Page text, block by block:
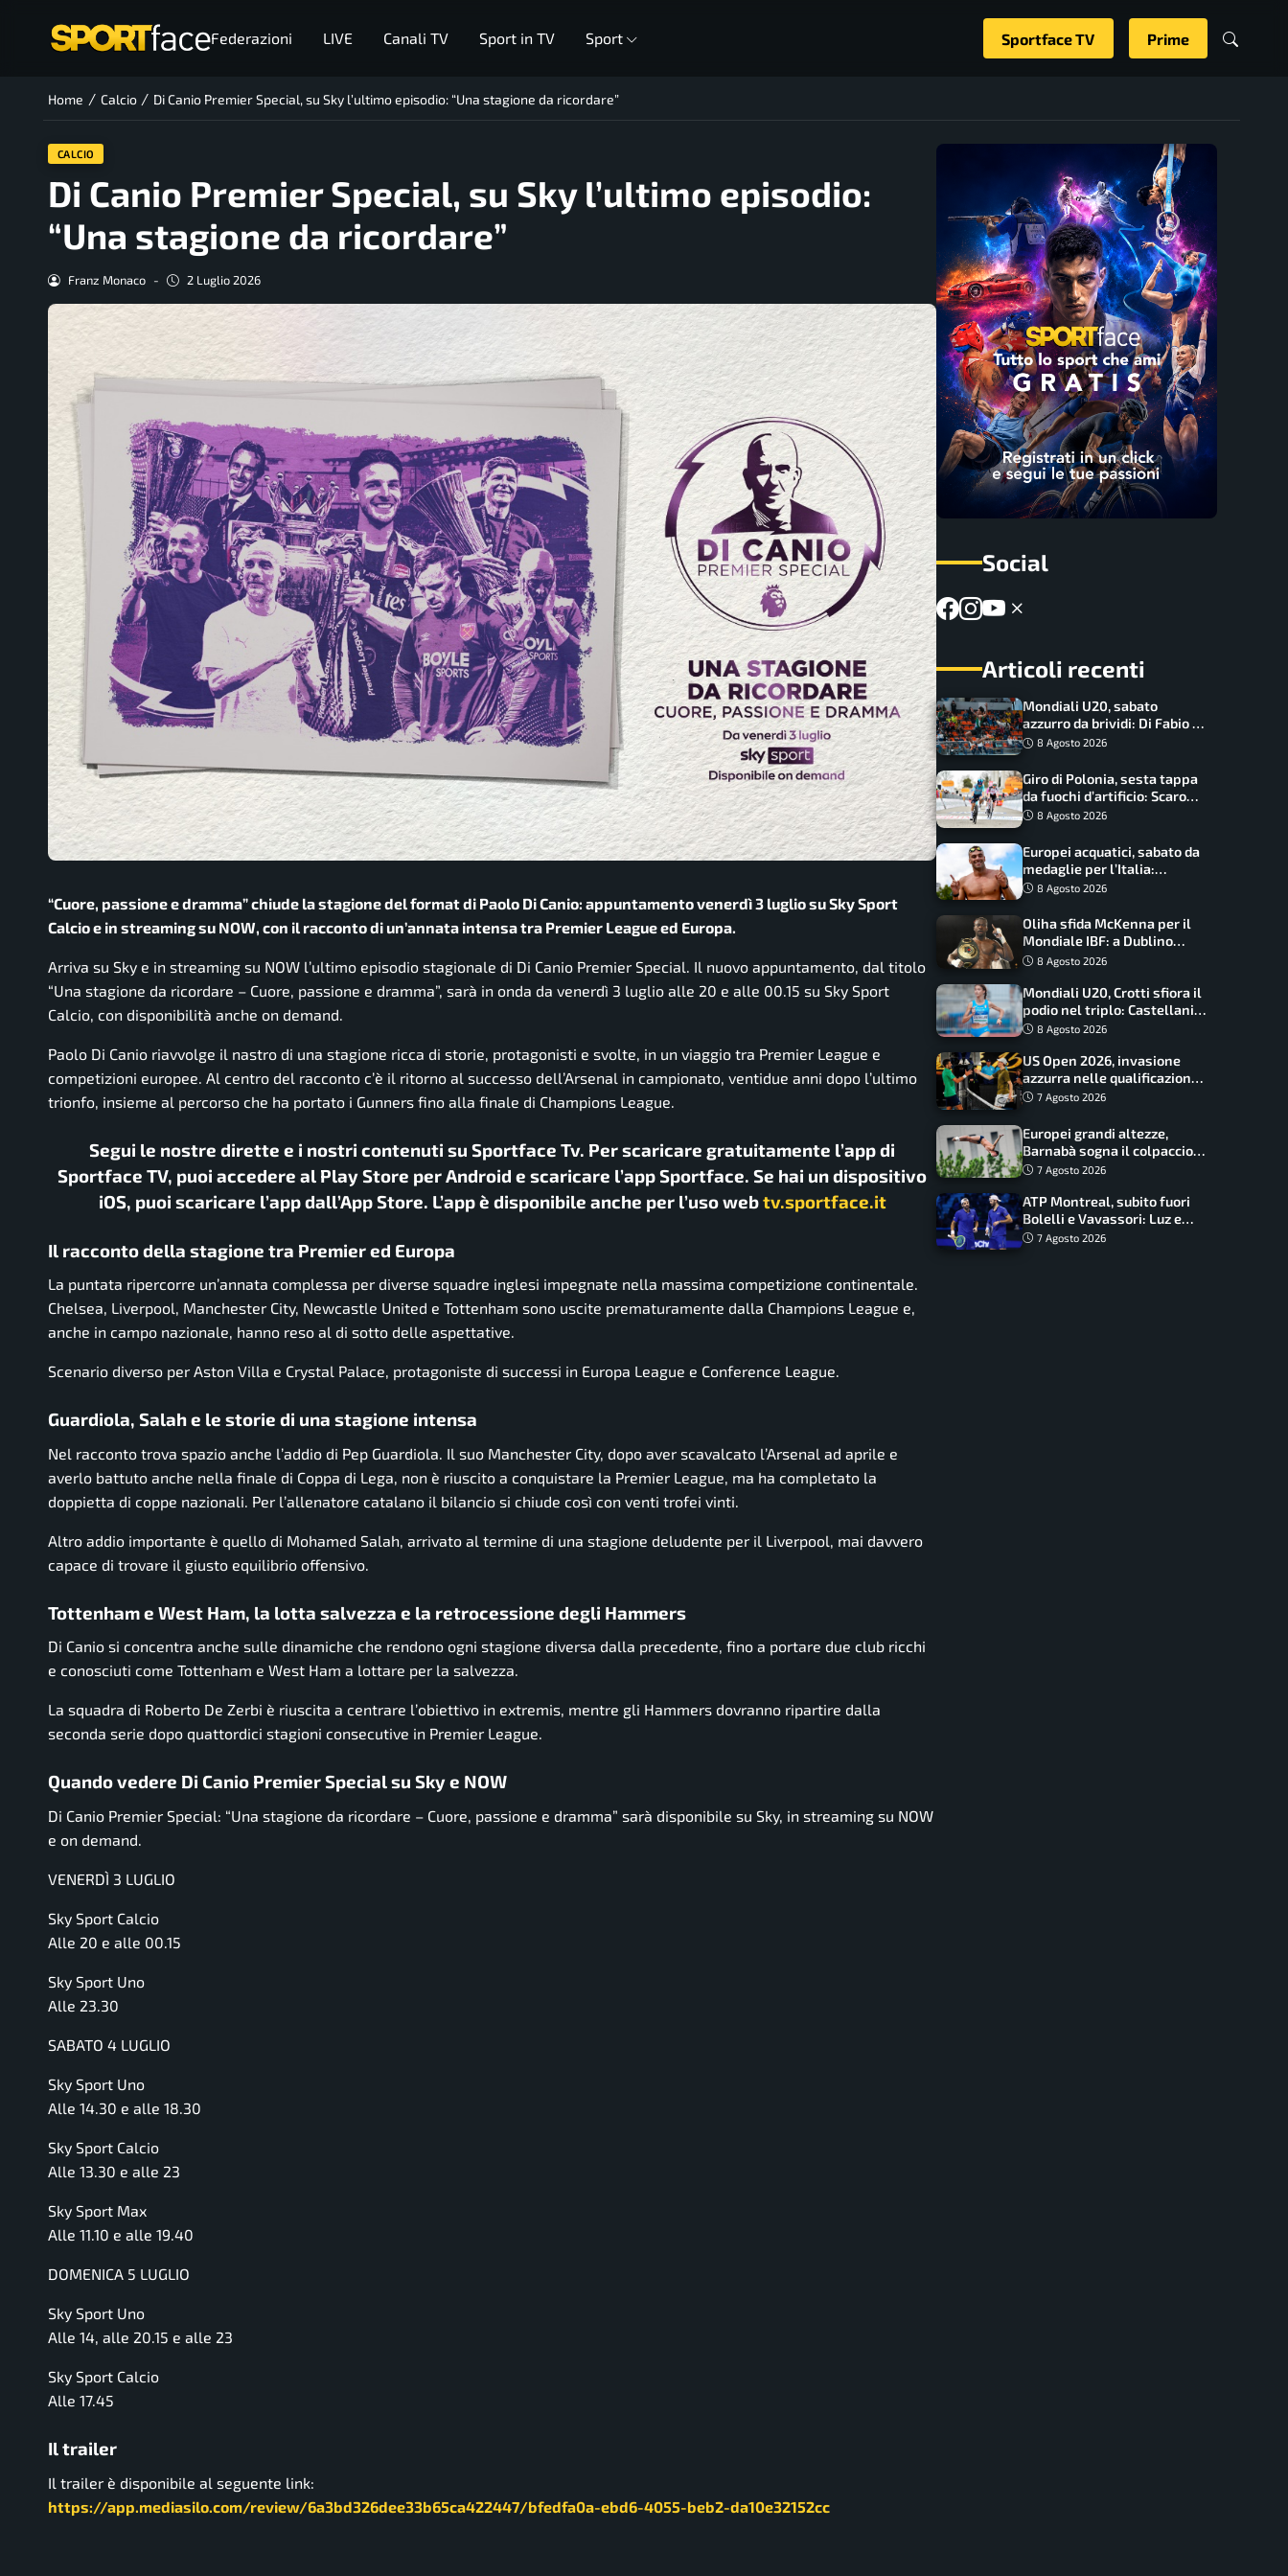
Federazioni LIVE Canali TV Sport in TV Sport Sportface TV Prime
Home / Calcio / Di Canio Premier Special, su Sky l’ultimo episodio: “Una stagione da ricordare”
CALCIO
Di Canio Premier Special, su Sky l’ultimo episodio:
“Una stagione da ricordare”
Franz Monaco - 2 Luglio 2026
“Cuore, passione e dramma” chiude la stagione del format di Paolo Di Canio: appuntamento venerdì 3 luglio su Sky Sport
Calcio e in streaming su NOW, con il racconto di un’annata intensa tra Premier League ed Europa.
Arriva su Sky e in streaming su NOW l’ultimo episodio stagionale di Di Canio Premier Special. Il nuovo appuntamento, dal titolo
“Una stagione da ricordare – Cuore, passione e dramma”, sarà in onda da venerdì 3 luglio alle 20 e alle 00.15 su Sky Sport
Calcio, con disponibilità anche on demand.
Paolo Di Canio riavvolge il nastro di una stagione ricca di storie, protagonisti e svolte, in un viaggio tra Premier League e
competizioni europee. Al centro del racconto c’è il ritorno al successo dell’Arsenal in campionato, ventidue anni dopo l’ultimo
trionfo, insieme al percorso che ha portato i Gunners fino alla finale di Champions League.
Segui le nostre dirette e i nostri contenuti su Sportface Tv. Per scaricare gratuitamente l’app di
Sportface TV, puoi accedere al Play Store per Android e scaricare l’app Sportface. Se hai un dispositivo
iOS, puoi scaricare l’app dall’App Store. L’app è disponibile anche per l’uso webtv.sportface.it
Il racconto della stagione tra Premier ed Europa
La puntata ripercorre un’annata complessa per diverse squadre inglesi impegnate nella massima competizione continentale.
Chelsea, Liverpool, Manchester City, Newcastle United e Tottenham sono uscite prematuramente dalla Champions League e,
anche in campo nazionale, hanno reso al di sotto delle aspettative.
Scenario diverso per Aston Villa e Crystal Palace, protagoniste di successi in Europa League e Conference League.
Guardiola, Salah e le storie di una stagione intensa
Nel racconto trova spazio anche l’addio di Pep Guardiola. Il suo Manchester City, dopo aver scavalcato l’Arsenal ad aprile e
averlo battuto anche nella finale di Coppa di Lega, non è riuscito a conquistare la Premier League, ma ha completato la
doppietta di coppe nazionali. Per l’allenatore catalano il bilancio si chiude così con venti trofei vinti.
Altro addio importante è quello di Mohamed Salah, arrivato al termine di una stagione deludente per il Liverpool, mai davvero
capace di trovare il giusto equilibrio offensivo.
Tottenham e West Ham, la lotta salvezza e la retrocessione degli Hammers
Di Canio si concentra anche sulle dinamiche che rendono ogni stagione diversa dalla precedente, fino a portare due club ricchi
e conosciuti come Tottenham e West Ham a lottare per la salvezza.
La squadra di Roberto De Zerbi è riuscita a centrare l’obiettivo in extremis, mentre gli Hammers dovranno ripartire dalla
seconda serie dopo quattordici stagioni consecutive in Premier League.
Quando vedere Di Canio Premier Special su Sky e NOW
Di Canio Premier Special: “Una stagione da ricordare – Cuore, passione e dramma” sarà disponibile su Sky, in streaming su NOW
e on demand.
VENERDÌ 3 LUGLIO
Sky Sport Calcio
Alle 20 e alle 00.15
Sky Sport Uno
Alle 23.30
SABATO 4 LUGLIO
Sky Sport Uno
Alle 14.30 e alle 18.30
Sky Sport Calcio
Alle 13.30 e alle 23
Sky Sport Max
Alle 11.10 e alle 19.40
DOMENICA 5 LUGLIO
Sky Sport Uno
Alle 14, alle 20.15 e alle 23
Sky Sport Calcio
Alle 17.45
Il trailer
Il trailer è disponibile al seguente link:
https://app.mediasilo.com/review/6a3bd326dee33b65ca422447/bfedfa0a-ebd6-4055-beb2-da10e32152cc
Social
Articoli recenti
Mondiali U20, sabato
azzurro da brividi: Di Fabio e
Inzoli sognano le medaglie,
8 Agosto 2026
Giro di Polonia, sesta tappa
da fuochi d’artificio: Scaroni
può attaccare la maglia di
8 Agosto 2026
Europei acquatici, sabato da
medaglie per l’Italia:
Paltrinieri guida la staffetta,
grandi altezze
8 Agosto 2026
Oliha sfida McKenna per il
Mondiale IBF: a Dublino
serve l’impresa nella tana
8 Agosto 2026
Mondiali U20, Crotti sfiora il
podio nel triplo: Castellani
da record, Succo in finale
8 Agosto 2026
US Open 2026, invasione
azzurra nelle qualificazioni:
17 italiani a caccia del main
7 Agosto 2026
Europei grandi altezze,
Barnabà sogna il colpaccio:
è leader a metà gara, Baraldi
7 Agosto 2026
ATP Montreal, subito fuori
Bolelli e Vavassori: Luz e
Matos fermano gli azzurri
7 Agosto 2026